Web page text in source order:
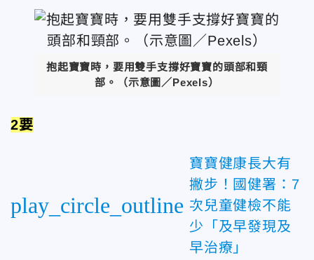
抱起寶寶時，要用雙手支撐好寶寶的頭部和頸
部。（示意圖／Pexels）
2要
play_circle_outline
寶寶健康長大有
撇步！國健署：7
次兒童健檢不能
少「及早發現及
早治療」